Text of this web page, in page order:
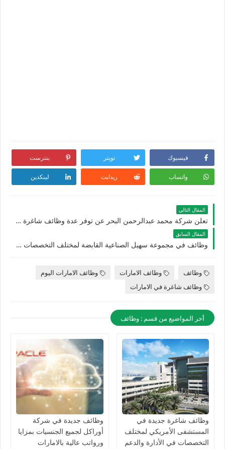
فيسبوك تويتر بنترست
واتساب ريدايت لينكدين
المقال التالي
تعلن شركة محمد عبدالرحمن البحر عن توفر عدة وظائف شاغرة جديدة للجنسيين برواتب تصل 15,000 درهم بالشارقة
المقال السابق
وظائف في مجموعة سهيل الصناعية القابضة لمختلف التخصصات للجنسيين برواتب تصل 15,000 درهم بدبي وأبوظبي والشارقة
وظائف وظائف الامارات
وظائف الامارات اليوم
وظائف شاغرة في الامارات
أخر المواضيع من قسم : وظائف
وظائف شاغرة جديدة في
المستشفى الأمريكي لمختلف
التخصصات في الأدارة والدعم
وظائف جديدة في شركة
أوراكل لجميع الجنسيات بمزايا
ورواتب عالية بالامارات